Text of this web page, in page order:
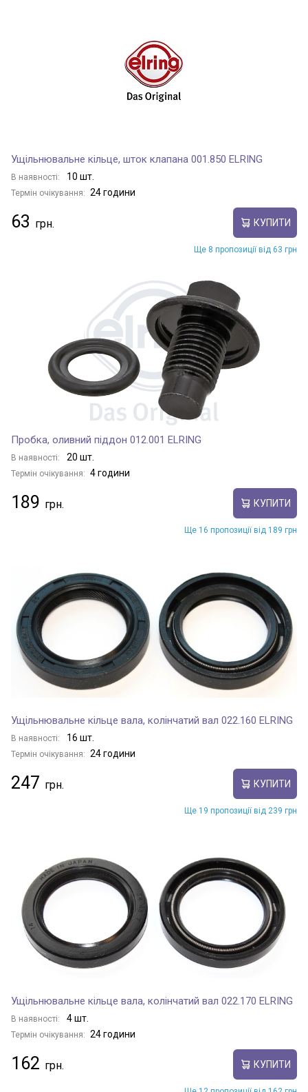
Ущільнювальне кільце, шток клапана 001.850 ELRING
В наявності: 10 шт.
Термін очікування: 24 години
63 КУПИТИ
Ще 8 пропозиції від 63 грн
Пробка, оливний піддон 012.001 ELRING
В наявності: 20 шт.
Термін очікування: 4 години
189 КУПИТИ
Ще 16 пропозиції від 189 грн
Ущільнювальне кільце вала, колінчатий вал 022.160 ELRING
В наявності: 16 шт.
Термін очікування: 24 години
247 КУПИТИ
Ще 19 пропозиції від 239 грн
Ущільнювальне кільце вала, колінчатий вал 022.170 ELRING
В наявності: 4 шт.
Термін очікування: 24 години
162 КУПИТИ